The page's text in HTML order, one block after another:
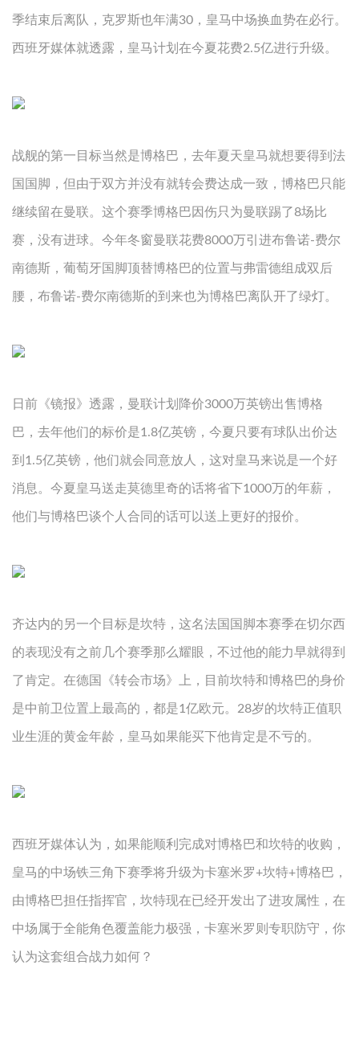
季结束后离队，克罗斯也年满30，皇马中场换血势在必行。
西班牙媒体就透露，皇马计划在今夏花费2.5亿进行升级。
战舰的第一目标当然是博格巴，去年夏天皇马就想要得到法
国国脚，但由于双方并没有就转会费达成一致，博格巴只能
继续留在曼联。这个赛季博格巴因伤只为曼联踢了8场比
赛，没有进球。今年冬窗曼联花费8000万引进布鲁诺-费尔
南德斯，葡萄牙国脚顶替博格巴的位置与弗雷德组成双后
腰，布鲁诺-费尔南德斯的到来也为博格巴离队开了绿灯。
日前《镜报》透露，曼联计划降价3000万英镑出售博格
巴，去年他们的标价是1.8亿英镑，今夏只要有球队出价达
到1.5亿英镑，他们就会同意放人，这对皇马来说是一个好
消息。今夏皇马送走莫德里奇的话将省下1000万的年薪，
他们与博格巴谈个人合同的话可以送上更好的报价。
齐达内的另一个目标是坎特，这名法国国脚本赛季在切尔西
的表现没有之前几个赛季那么耀眼，不过他的能力早就得到
了肯定。在德国《转会市场》上，目前坎特和博格巴的身价
是中前卫位置上最高的，都是1亿欧元。28岁的坎特正值职
业生涯的黄金年龄，皇马如果能买下他肯定是不亏的。
西班牙媒体认为，如果能顺利完成对博格巴和坎特的收购，
皇马的中场铁三角下赛季将升级为卡塞米罗+坎特+博格巴，
由博格巴担任指挥官，坎特现在已经开发出了进攻属性，在
中场属于全能角色覆盖能力极强，卡塞米罗则专职防守，你
认为这套组合战力如何？